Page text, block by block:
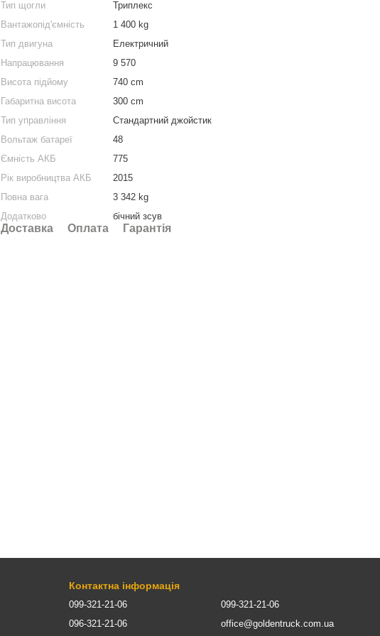
Тип щогли
Триплекс
Вантажопід'ємність
1 400 kg
Тип двигуна
Електричний
Напрацювання
9 570
Висота підйому
740 cm
Габаритна висота
300 cm
Тип управління
Стандартний джойстик
Вольтаж батареї
48
Ємність АКБ
775
Рік виробництва АКБ
2015
Повна вага
3 342 kg
Додатково
бічний зсув
Доставка Оплата Гарантія
Контактна інформація
099-321-21-06
096-321-21-06
099-321-21-06
office@goldentruck.com.ua